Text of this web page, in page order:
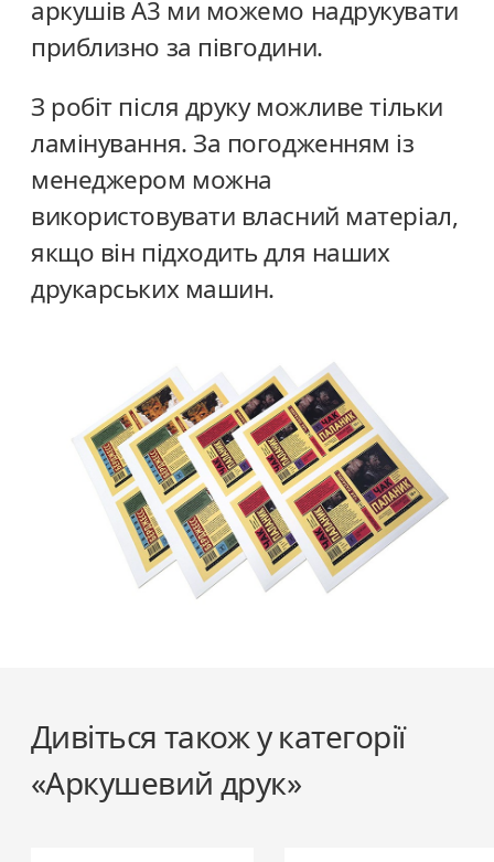
аркушів А3 ми можемо надрукувати
приблизно за півгодини.
З робіт після друку можливе тільки
ламінування. За погодженням із
менеджером можна
використовувати власний матеріал,
якщо він підходить для наших
друкарських машин.
Дивіться також у категорії
«Аркушевий друк»